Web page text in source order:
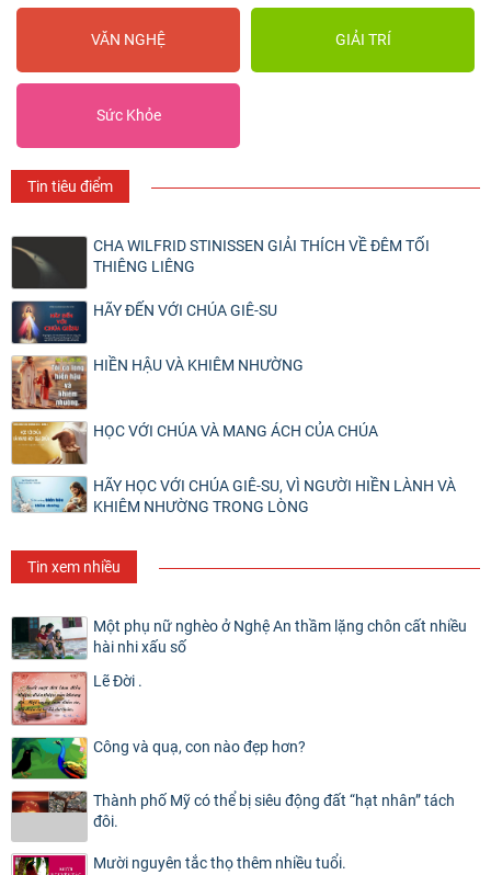
VĂN NGHỆ GIẢI TRÍ
Sức Khỏe
Tin tiêu điểm
CHA WILFRID STINISSEN GIẢI THÍCH VỀ ĐÊM TỐI
THIÊNG LIÊNG
HÃY ĐẾN VỚI CHÚA GIÊ-SU
HIỀN HẬU VÀ KHIÊM NHƯỜNG
HỌC VỚI CHÚA VÀ MANG ÁCH CỦA CHÚA
HÃY HỌC VỚI CHÚA GIÊ-SU, VÌ NGƯỜI HIỀN LÀNH VÀ
KHIÊM NHƯỜNG TRONG LÒNG
Tin xem nhiều
Một phụ nữ nghèo ở Nghệ An thầm lặng chôn cất nhiều
hài nhi xấu số
Lẽ Đời .
Công và quạ, con nào đẹp hơn?
Thành phố Mỹ có thể bị siêu động đất “hạt nhân” tách
đôi.
Mười nguyên tắc thọ thêm nhiều tuổi.